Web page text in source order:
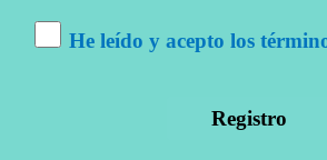
He leído y acepto los